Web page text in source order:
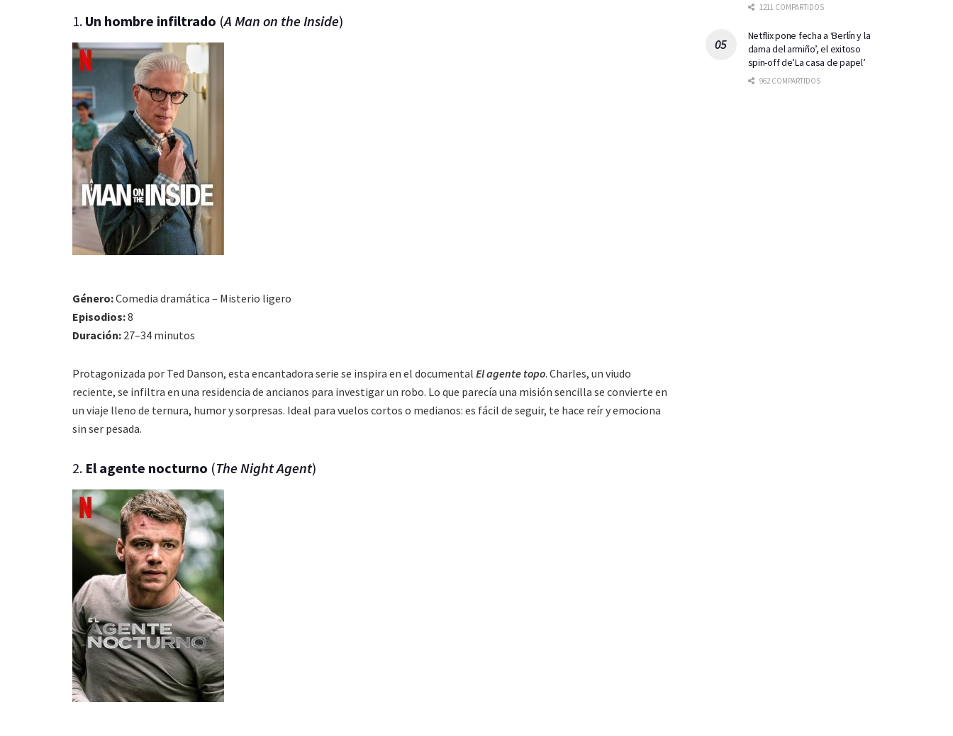
1. Un hombre infiltrado (A Man on the Inside)
Género:Comedia dramática – Misterio ligero
Episodios:8
Duración: 27–34 minutos
Protagonizada por Ted Danson, esta encantadora serie se inspira en el documental El agente topo. Charles, un viudo
reciente, se infiltra en una residencia de ancianos para investigar un robo. Lo que parecía una misión sencilla se convierte en
un viaje lleno de ternura, humor y sorpresas. Ideal para vuelos cortos o medianos: es fácil de seguir, te hace reír y emociona
sin ser pesada.
2. El agente nocturno (The Night Agent)
1211 COMPARTIDOS
Netflix pone fecha a ‘Berlín y la
dama del armiño’, el exitoso
spin-off de’La casa de papel’
962 COMPARTIDOS